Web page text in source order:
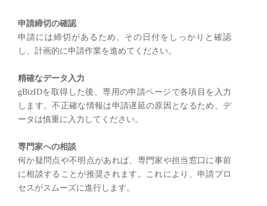
申請締切の確認
申請には締切があるため、その日付をしっかりと確認
し、計画的に申請作業を進めてください。
精確なデータ入力
gBizIDを取得した後、専用の申請ページで各項目を入力
します。不正確な情報は申請遅延の原因となるため、デ
ータは慎重に入力してください。
専門家への相談
何か疑問点や不明点があれば、専門家や担当窓口に事前
に相談することが推奨されます。これにより、申請プロ
セスがスムーズに進行します。